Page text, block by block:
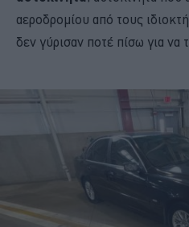
αεροδρομίου από τους
δεν γύρισαν ποτέ πίσω για να